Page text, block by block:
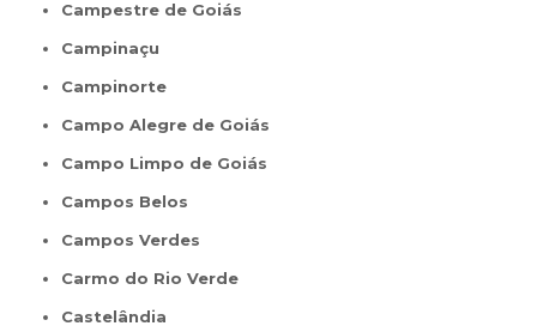
Campestre de Goiás
Campinaçu
Campinorte
Campo Alegre de Goiás
Campo Limpo de Goiás
Campos Belos
Campos Verdes
Carmo do Rio Verde
Castelândia